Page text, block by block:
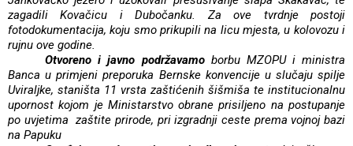
zagadili Kovačicu i Dubočanku. Za ove tvrdnje postoji
fotodokumentacija, koju smo prikupili na licu mjesta, u kolovozu i
rujnu ove godine.
Otvoreno i javno podržavamoborbu MZOPU i ministra
Banca u primjeni preporuka Bernske konvencije u slučaju spilje
Uviraljke, staništa 11 vrsta zaštićenih šišmiša te institucionalnu
upornost kojom je Ministarstvo obrane prisiljeno na postupanje
po uvjetima zaštite prirode, pri izgradnji ceste prema vojnoj bazi
na Papuku